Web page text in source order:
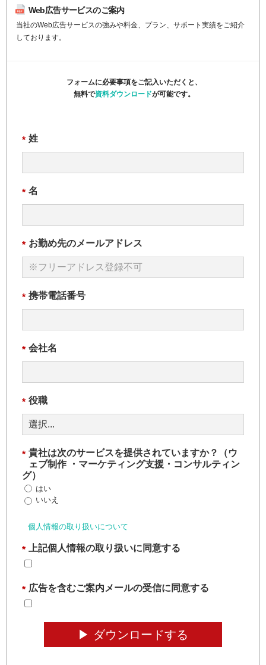
Web広告サービスのご案内
当社のWeb広告サービスの強みや料金、プラン、サポート実績をご紹介
しております。
フォームに必要事項をご記入いただくと、
無料で資料ダウンロードが可能です。
* 姓
* 名
* お勤め先のメールアドレス
* 携帯電話番号
* 会社名
* 役職
* 貴社は次のサービスを提供されていますか？（ウ
ェブ制作 ・マーケティング支援・コンサルティン
グ）
はい
いいえ
個人情報の取り扱いについて
* 上記個人情報の取り扱いに同意する
* 広告を含むご案内メールの受信に同意する
▶︎ ダウンロードする